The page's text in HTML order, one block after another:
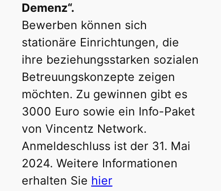
Demenz“.
Bewerben können sich
stationäre Einrichtungen, die
ihre beziehungsstarken sozialen
Betreuungskonzepte zeigen
möchten. Zu gewinnen gibt es
3000 Euro sowie ein Info-Paket
von Vincentz Network.
Anmeldeschluss ist der 31. Mai
2024. Weitere Informationen
erhalten Sie hier